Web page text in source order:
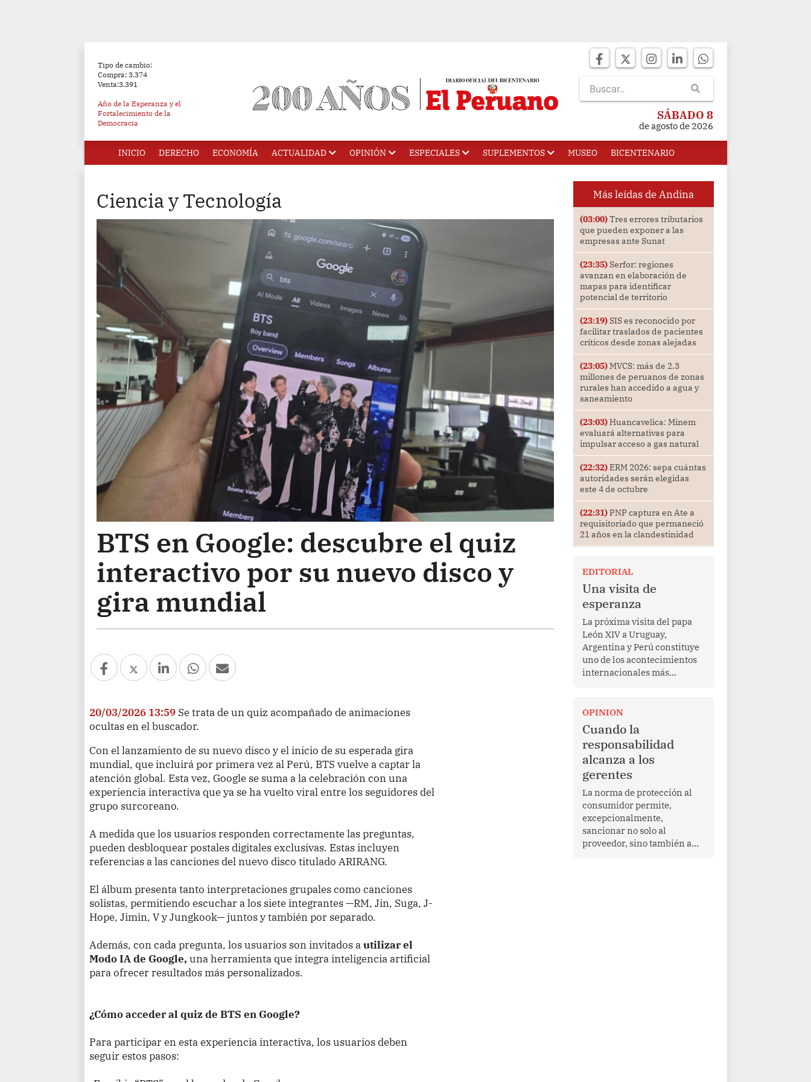
Tipo de cambio:
Compra: 3.374
Venta:3.391
Año de la Esperanza y el
Fortalecimiento de la
Democracia
SÁBADO 8
de agosto de 2026
INICIO DERECHO ECONOMÍA ACTUALIDAD OPINIÓN ESPECIALES SUPLEMENTOS MUSEO BICENTENARIO
Ciencia y Tecnología
BTS en Google: descubre el quiz
interactivo por su nuevo disco y
gira mundial
20/03/2026 13:59 Se trata de un quiz acompañado de animaciones
ocultas en el buscador.
Con el lanzamiento de su nuevo disco y el inicio de su esperada gira
mundial, que incluirá por primera vez al Perú, BTS vuelve a captar la
atención global. Esta vez, Google se suma a la celebración con una
experiencia interactiva que ya se ha vuelto viral entre los seguidores del
grupo surcoreano.
A medida que los usuarios responden correctamente las preguntas,
pueden desbloquear postales digitales exclusivas. Estas incluyen
referencias a las canciones del nuevo disco titulado ARIRANG.
El álbum presenta tanto interpretaciones grupales como canciones
solistas, permitiendo escuchar a los siete integrantes —RM, Jin, Suga, J-
Hope, Jimin, V y Jungkook— juntos y también por separado.
Además, con cada pregunta, los usuarios son invitados autilizar el
Modo IA de Google, una herramienta que integra inteligencia artificial
para ofrecer resultados más personalizados.
¿Cómo acceder al quiz de BTS en Google?
Para participar en esta experiencia interactiva, los usuarios deben
seguir estos pasos:
Más leídas de Andina
(03:00)Tres errores tributarios
que pueden exponer a las
empresas ante Sunat
(23:35)Serfor: regiones
avanzan en elaboración de
mapas para identificar
potencial de territorio
(23:19)SIS es reconocido por
facilitar traslados de pacientes
críticos desde zonas alejadas
(23:05)MVCS: más de 2.3
millones de peruanos de zonas
rurales han accedido a agua y
saneamiento
(23:03)Huancavelica: Minem
evaluará alternativas para
impulsar acceso a gas natural
(22:32)ERM 2026: sepa cuántas
autoridades serán elegidas
este 4 de octubre
(22:31)PNP captura en Ate a
requisitoriado que permaneció
21 años en la clandestinidad
EDITORIAL
Una visita de
esperanza
La próxima visita del papa
León XIV a Uruguay,
Argentina y Perú constituye
uno de los acontecimientos
internacionales más
Más allá de su dimensión
religiosa, esta gira
representa una oportunidad
para reafirmar el valor del
diálogo, fortalecer los
vínculos entre los pueblos y
proyectar una imagen de
cooperación en una región
que enfrenta desafíos en
materia de desarrollo,
cohesión social y
gobernabilidad.
OPINION
Cuando la
responsabilidad
alcanza a los
gerentes
La norma de protección al
consumidor permite,
excepcionalmente,
sancionar no solo al
proveedor, sino también a